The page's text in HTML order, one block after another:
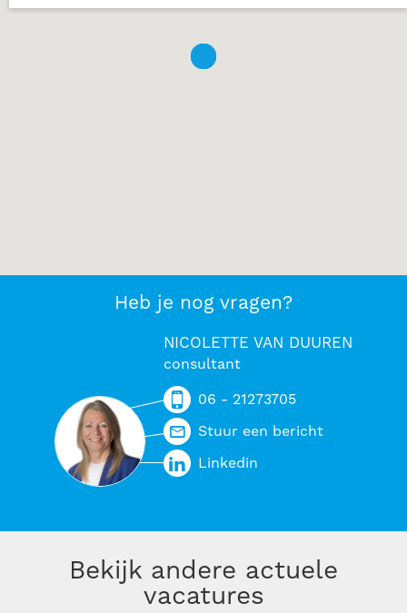
Heb je nog vragen?
NICOLETTE VAN DUUREN
consultant
06 - 21273705
Stuur een bericht
Linkedin
Bekijk andere actuele
vacatures